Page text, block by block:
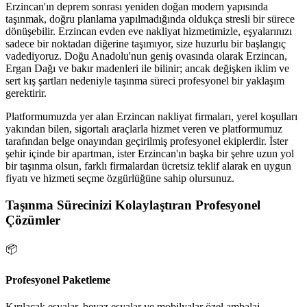
Erzincan'ın deprem sonrası yeniden doğan modern yapısında
taşınmak, doğru planlama yapılmadığında oldukça stresli bir sürece
dönüşebilir. Erzincan evden eve nakliyat hizmetimizle, eşyalarınızı
sadece bir noktadan diğerine taşımıyor, size huzurlu bir başlangıç
vadediyoruz. Doğu Anadolu'nun geniş ovasında olarak Erzincan,
Ergan Dağı ve bakır madenleri ile bilinir; ancak değişken iklim ve
sert kış şartları nedeniyle taşınma süreci profesyonel bir yaklaşım
gerektirir.
Platformumuzda yer alan Erzincan nakliyat firmaları, yerel koşulları
yakından bilen, sigortalı araçlarla hizmet veren ve platformumuz
tarafından belge onayından geçirilmiş profesyonel ekiplerdir. İster
şehir içinde bir apartman, ister Erzincan'ın başka bir şehre uzun yol
bir taşınma olsun, farklı firmalardan ücretsiz teklif alarak en uygun
fiyatı ve hizmeti seçme özgürlüğüne sahip olursunuz.
Taşınma Sürecinizi Kolaylaştıran Profesyonel
Çözümler
📦
Profesyonel Paketleme